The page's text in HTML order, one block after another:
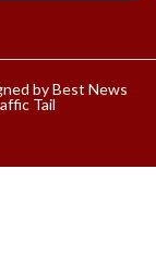
byBest News
Tail